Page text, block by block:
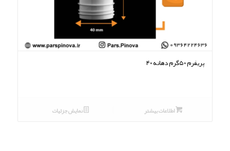
پریفرم ۵۰گرم دهانه ۴۰
اطلاعات بیشتر نمایش جزئیات